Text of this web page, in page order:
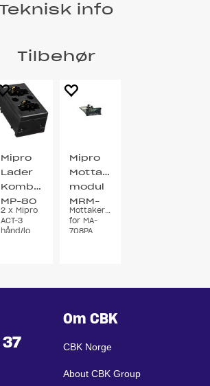
info
Tilbehør
Mipro
Lader
Kombinert
MP-80
2 x Mipro
ACT-3
hånd/lomme
Mipro
Mottaker
modul
MRM-
58
5.8GHz
Mottakermodul
for MA-
708PA
Om CBK
CBK Norge
About CBK Group